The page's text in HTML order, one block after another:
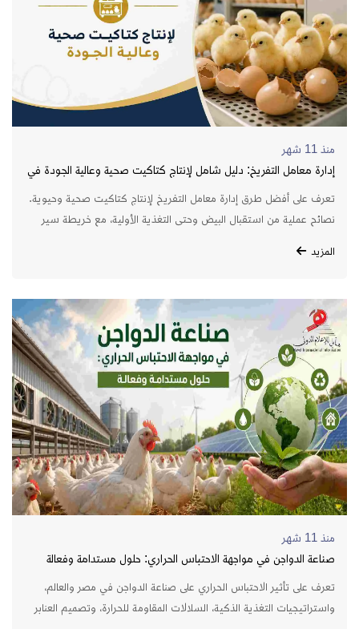
منذ 11 شهر
إدارة معامل التفريخ: دليل شامل لإنتاج كتاكيت صحية وعالية الجودة في
تعرف على أفضل طرق إدارة معامل التفريخ لإنتاج كتاكيت صحية وحيوية.
نصائح عملية من استقبال البيض وحتى التغذية الأولية، مع خريطة سير
المزيد
منذ 11 شهر
صناعة الدواجن في مواجهة الاحتباس الحراري: حلول مستدامة وفعالة
تعرف على تأثير الاحتباس الحراري على صناعة الدواجن في مصر والعالم،
واستراتيجيات التغذية الذكية، السلالات المقاومة للحرارة، وتصميم العنابر